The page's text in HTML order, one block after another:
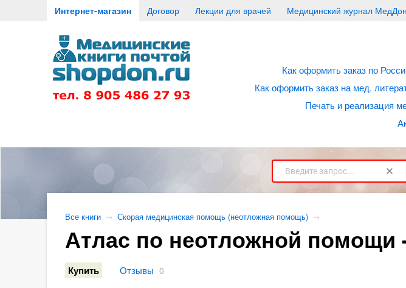
Интернет-магазин Договор Лекции для врачей Медицинский журнал МедДон
Как оформить заказ по
Как оформить заказ на мед.
Печать и реализация
Все книги → Скорая медицинская помощь (неотложная помощь) →
Атлас по неотложной помощи
Купить Отзывы 0